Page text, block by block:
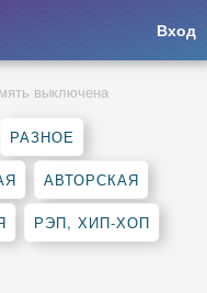
Вход
выключена
РАЗНОЕ
АВТОРСКАЯ
РЭП, ХИП-ХОП